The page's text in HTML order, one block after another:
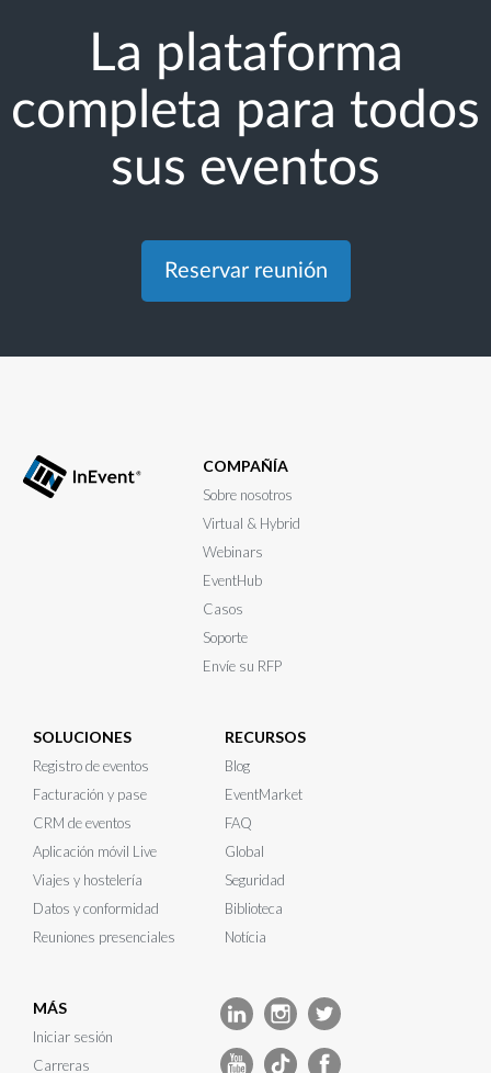
La plataforma
completa para todos
sus eventos
Reservar reunión
COMPAÑÍA
Sobre nosotros
Virtual & Hybrid
Webinars
EventHub
Casos
Soporte
Envíe su RFP
SOLUCIONES
Registro de eventos
Facturación y pase
CRM de eventos
Aplicación móvil Live
Viajes y hostelería
Datos y conformidad
Reuniones presenciales
RECURSOS
Blog
EventMarket
FAQ
Global
Seguridad
Biblioteca
Notícia
MÁS
Iniciar sesión
Carreras